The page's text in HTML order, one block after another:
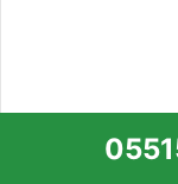
الخبر في تفشي